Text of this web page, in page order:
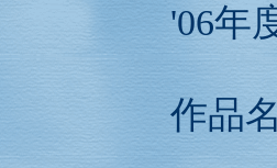
'06年
作